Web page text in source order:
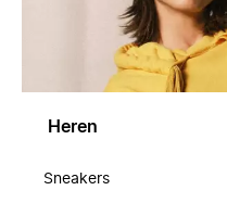
Heren
Sneakers